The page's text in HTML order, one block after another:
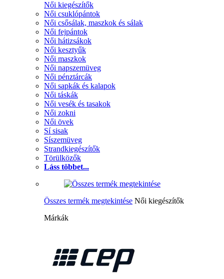
Női kiegészítők
Női csuklópántok
Női csősálak, maszkok és sálak
Női fejpántok
Női hátizsákok
Női kesztyűk
Női maszkok
Női napszemüveg
Női pénztárcák
Női sapkák és kalapok
Női táskák
Női vesék és tasakok
Női zokni
Női övek
Sí sisak
Síszemüveg
Strandkiegészítők
Törülközők
Láss többet...
Összes termék megtekintése Női kiegészítők
Márkák